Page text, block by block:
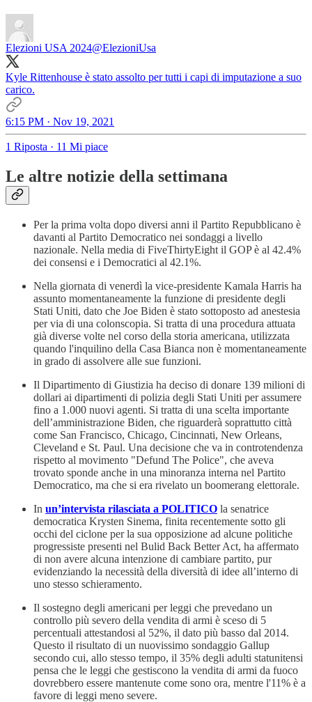
Elezioni USA 2024@ElezioniUsa
Kyle Rittenhouse è stato assolto per tutti i capi di imputazione a suo
carico.
6:15 PM · Nov 19, 2021
1 Riposta · 11 Mi piace
Le altre notizie della settimana
Per la prima volta dopo diversi anni il Partito Repubblicano è
davanti al Partito Democratico nei sondaggi a livello
nazionale. Nella media di FiveThirtyEight il GOP è al 42.4%
dei consensi e i Democratici al 42.1%.
Nella giornata di venerdì la vice-presidente Kamala Harris ha
assunto momentaneamente la funzione di presidente degli
Stati Uniti, dato che Joe Biden è stato sottoposto ad anestesia
per via di una colonscopia. Si tratta di una procedura attuata
già diverse volte nel corso della storia americana, utilizzata
quando l'inquilino della Casa Bianca non è momentaneamente
in grado di assolvere alle sue funzioni.
Il Dipartimento di Giustizia ha deciso di donare 139 milioni di
dollari ai dipartimenti di polizia degli Stati Uniti per assumere
fino a 1.000 nuovi agenti. Si tratta di una scelta importante
dell’amministrazione Biden, che riguarderà soprattutto città
come San Francisco, Chicago, Cincinnati, New Orleans,
Cleveland e St. Paul. Una decisione che va in controtendenza
rispetto al movimento "Defund The Police", che aveva
trovato sponde anche in una minoranza interna nel Partito
Democratico, ma che si era rivelato un boomerang elettorale.
In un’intervista rilasciata a POLITICO la senatrice
democratica Krysten Sinema, finita recentemente sotto gli
occhi del ciclone per la sua opposizione ad alcune politiche
progressiste presenti nel Bulid Back Better Act, ha affermato
di non avere alcuna intenzione di cambiare partito, pur
evidenziando la necessità della diversità di idee all’interno di
uno stesso schieramento.
Il sostegno degli americani per leggi che prevedano un
controllo più severo della vendita di armi è sceso di 5
percentuali attestandosi al 52%, il dato più basso dal 2014.
Questo il risultato di un nuovissimo sondaggio Gallup
secondo cui, allo stesso tempo, il 35% degli adulti statunitensi
pensa che le leggi che gestiscono la vendita di armi da fuoco
dovrebbero essere mantenute come sono ora, mentre l'11% è a
favore di leggi meno severe.